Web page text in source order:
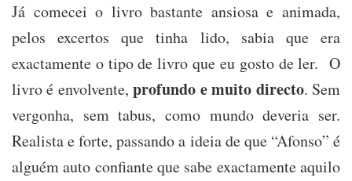
Já comecei o livro bastante ansiosa e animada,
pelos excertos que tinha lido, sabia que era
exactamente o tipo de livro que eu gosto de ler. O
livro é envolvente,profundo e muito directo. Sem
vergonha, sem tabus, como mundo deveria ser.
Realista e forte, passando a ideia de que “Afonso” é
alguém auto confiante que sabe exactamente aquilo